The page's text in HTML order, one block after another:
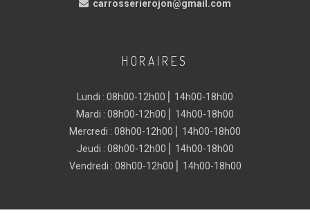
carrosserierojon@gmail.com
HORAIRES
Lundi : 08h00-12h00 ⎜ 14h00-18h00
Mardi : 08h00-12h00 ⎜ 14h00-18h00
Mercredi : 08h00-12h00 ⎜ 14h00-18h00
Jeudi : 08h00-12h00 ⎜ 14h00-18h00
Vendredi : 08h00-12h00 ⎜ 14h00-18h00